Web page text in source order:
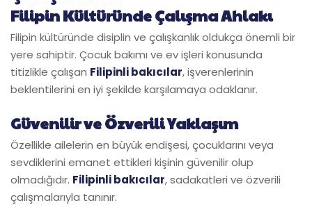
Filipin Kültüründe Çalışma Ahlakı
Filipin kültüründe disiplin ve çalışkanlık oldukça önemli bir
yere sahiptir. Çocuk bakımı ve ev işleri konusunda
titizlikle çalışan Filipinli bakıcılar, işverenlerinin
beklentilerini en iyi şekilde karşılamaya odaklanır.
Güvenilir ve Özverili Yaklaşım
Özellikle ailelerin en büyük endişesi, çocuklarını veya
sevdiklerini emanet ettikleri kişinin güvenilir olup
olmadığıdır. Filipinli bakıcılar, sadakatleri ve özverili
çalışmalarıyla tanınır.